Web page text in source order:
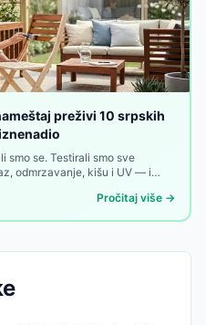
preživi 10 srpskih
smo se. Testirali smo sve
odmrzavanje, kišu i UV — i
Pročitaj više →